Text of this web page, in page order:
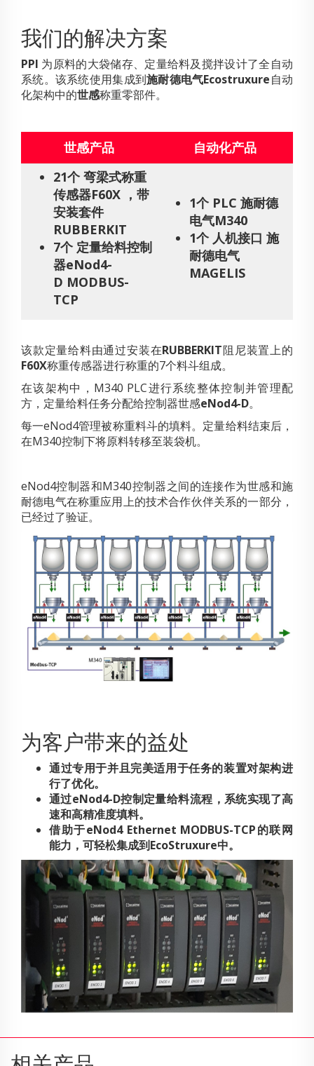
我们的解决方案
PPI 为原料的大袋储存、定量给料及搅拌设计了全自动
系统。该系统使用集成到施耐德电气Ecostruxure自动
化架构中的世感称重零部件。
21个 弯梁式称重
传感器F60X ，带
安装套件
RUBBERKIT
7个 定量给料控制
器eNod4-
D MODBUS-
TCP
1个 PLC 施耐德
电气M340
1个 人机接口 施
耐德电气
MAGELIS
世感产品 自动化产品
该款定量给料由通过安装在RUBBERKIT阻尼装置上的
F60X称重传感器进行称重的7个料斗组成。
在该架构中，M340 PLC进行系统整体控制并管理配
方，定量给料任务分配给控制器世感eNod4-D。
每一eNod4管理被称重料斗的填料。定量给料结束后，
在M340控制下将原料转移至装袋机。
eNod4控制器和M340控制器之间的连接作为世感和施
耐德电气在称重应用上的技术合作伙伴关系的一部分，
已经过了验证。
为客户带来的益处
通过专用于并且完美适用于任务的装置对架构进
行了优化。
通过eNod4-D控制定量给料流程，系统实现了高
速和高精准度填料。
借助于eNod4 Ethernet MODBUS-TCP的联网
能力，可轻松集成到EcoStruxure中。